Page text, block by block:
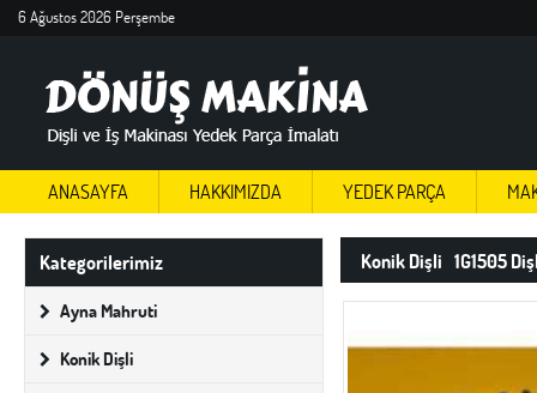
6 Ağustos 2026 Perşembe
ANASAYFA HAKKIMIZDA YEDEK PARÇA
Kategorilerimiz
Ayna Mahruti
Konik Dişli
Konik Dişli 1G1505